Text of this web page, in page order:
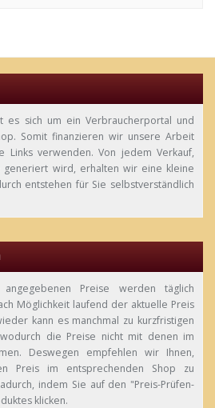
es sich um ein Verbraucherportal und
Somit finanzieren wir unsere Arbeit
Links verwenden. Von jedem Verkauf,
wird, erhalten wir eine kleine
entstehen für Sie selbstverständlich
Preise werden täglich
Möglichkeit laufend der aktuelle Preis
kann es manchmal zu kurzfristigen
die Preise nicht mit denen im
Deswegen empfehlen wir Ihnen,
Preis im entsprechenden Shop zu
indem Sie auf den "Preis-Prüfen-
klicken.